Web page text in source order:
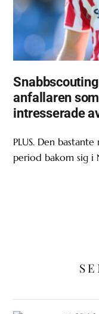
anfallaren
intresserade
PLUS. Den
period bakom sig i